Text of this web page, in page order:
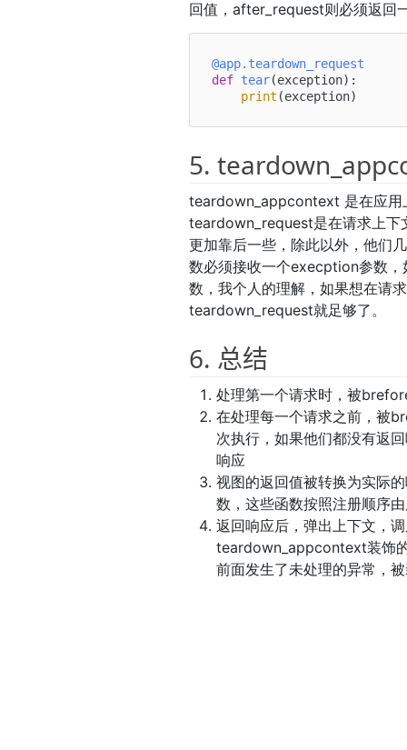
回值，after_request则必须返回
@app.teardown_request
def tear(exception):
print
5.
teardown_appcontext 是在应用
teardown_request是在请求上
更加靠后一些，除此以外，他们
数必须接收一个execption参数
数，我个人的理解，如果想在请
teardown_request就足够了。
6. 总结
处理第一个请求时，被
在处理每一个请求之前，被
次执行，如果他们都没有返
响应
视图的返回值被转换为实际
数，这些函数按照注册顺序
返回响应后，弹出上下文，
teardown_appcontext装饰
前面发生了未处理的异常，